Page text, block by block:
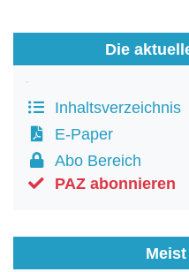
Die
Inhaltsverzeichnis
E-Paper
Abo Bereich
PAZ abonnieren